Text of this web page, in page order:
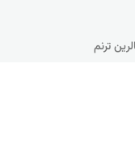
ترنم